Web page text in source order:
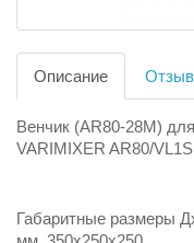
Описание
Венчик (AR80-28M)
VARIMIXER AR80/
Габаритные размеры